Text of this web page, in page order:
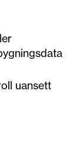
uansett